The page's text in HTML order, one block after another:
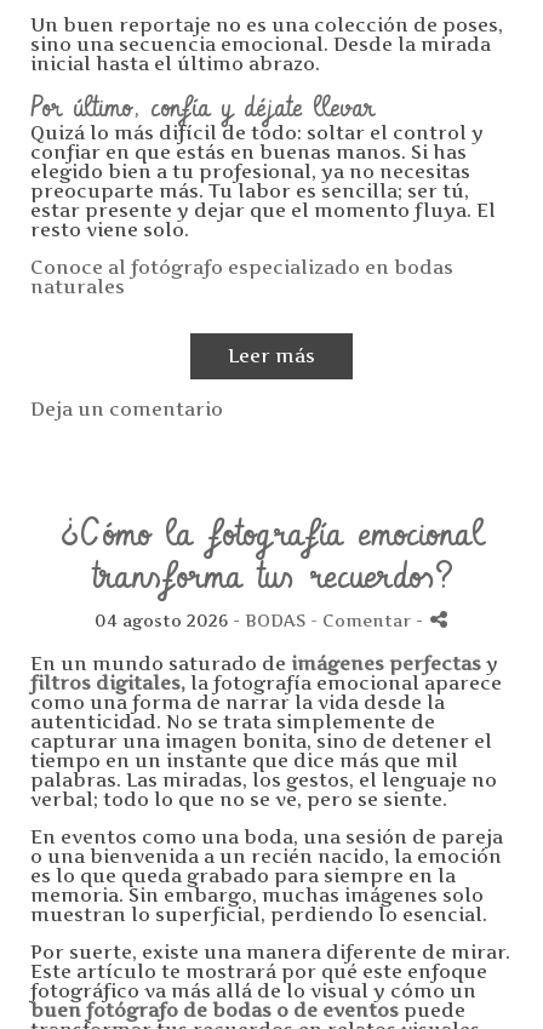
Un buen reportaje no es una colección de poses,
sino una secuencia emocional. Desde la mirada
inicial hasta el último abrazo.
Por último, confía y déjate llevar
Quizá lo más difícil de todo: soltar el control y
confiar en que estás en buenas manos. Si has
elegido bien a tu profesional, ya no necesitas
preocuparte más. Tu labor es sencilla; ser tú,
estar presente y dejar que el momento fluya. El
resto viene solo.
Conoce al fotógrafo especializado en bodas
naturales
Leer más
Deja un comentario
¿Cómo la fotografía emocional
transforma tus recuerdos?
04 agosto 2026 - BODAS - Comentar -
En un mundo saturado de imágenes perfectas y
filtros digitales, la fotografía emocional aparece
como una forma de narrar la vida desde la
autenticidad. No se trata simplemente de
capturar una imagen bonita, sino de detener el
tiempo en un instante que dice más que mil
palabras. Las miradas, los gestos, el lenguaje no
verbal; todo lo que no se ve, pero se siente.
En eventos como una boda, una sesión de pareja
o una bienvenida a un recién nacido, la emoción
es lo que queda grabado para siempre en la
memoria. Sin embargo, muchas imágenes solo
muestran lo superficial, perdiendo lo esencial.
Por suerte, existe una manera diferente de mirar.
Este artículo te mostrará por qué este enfoque
fotográfico va más allá de lo visual y cómo un
buen fotógrafo de bodas o de eventos puede